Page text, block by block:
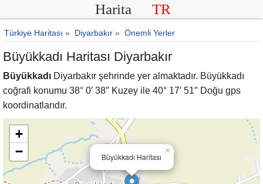
Harita TR
Türkiye Haritası » Diyarbakır » Önemli Yerler
Büyükkadı Haritası Diyarbakır
Büyükkadı Diyarbakır şehrinde yer almaktadır. Büyükkadı
coğrafi konumu 38° 0′ 38″ Kuzey ile 40° 17′ 51″ Doğu gps
koordinatlarıdır.
Büyükkadı Haritası
×
+
−